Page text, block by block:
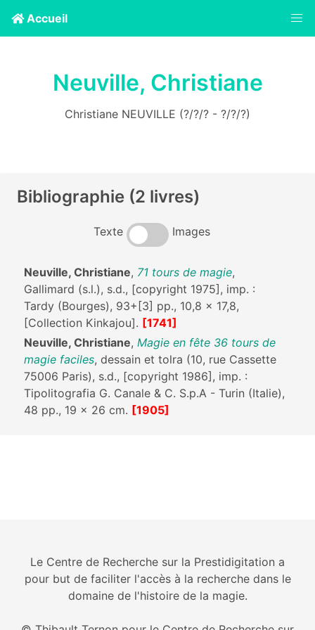
Accueil
Neuville, Christiane
Christiane NEUVILLE (?/?/? - ?/?/?)
Bibliographie (2 livres)
Texte Images
Neuville, Christiane, 71 tours de magie,
Gallimard (s.l.), s.d., [copyright 1975], imp. :
Tardy (Bourges), 93+[3] pp., 10,8 x 17,8,
[Collection Kinkajou]. [1741]
Neuville, Christiane, Magie en fête 36 tours de
magie faciles, dessain et tolra (10, rue Cassette
75006 Paris), s.d., [copyright 1986], imp. :
Tipolitografia G. Canale & C. S.p.A - Turin (Italie),
48 pp., 19 x 26 cm. [1905]
Le Centre de Recherche sur la Prestidigitation a
pour but de faciliter l'accès à la recherche dans le
domaine de l'histoire de la magie.